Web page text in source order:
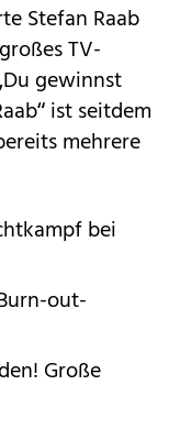
Stefan Raab
TV-
gewinnst
ist seitdem
mehrere
bei
out-
Große